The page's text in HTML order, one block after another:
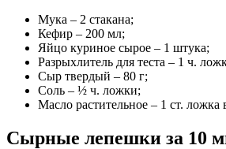
Мука – 2 стакана;
Кефир – 200 мл;
Яйцо куриное сырое – 1 штука;
Разрыхлитель для теста – 1 ч.
Сыр твердый – 80 г;
Соль – ½ ч. ложки;
Масло растительное – 1 ст. ложка
Сырные лепешки за 10